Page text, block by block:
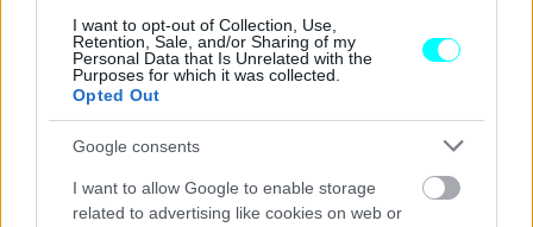
I want to opt-out of Collection, Use,
Retention, Sale, and/or Sharing of my
Personal Data that Is Unrelated with the
Purposes for which it was collected.
Opted Out
Google consents
I want to allow Google to enable storage
related to advertising like cookies on web or
και αν φαίνονται ακίνδυνοι ή προέρχονται από κάποιον
που εμπιστεύεστε. Ελέγχετε πάντα την αυθεντικότητα των
μηνυμάτων που λαμβάνετε και μην διστάζετε να
επικοινωνήσετε με τις αρμόδιες αρχές αν έχετε
αμφιβολίες.